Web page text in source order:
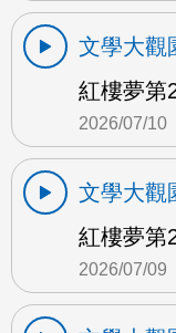
文學大觀
紅樓夢第
2026/07/10
文學大觀
紅樓夢第
2026/07/09